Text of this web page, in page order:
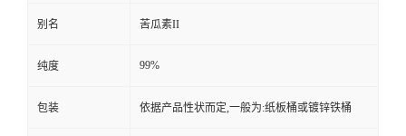
别名 苦瓜素II
纯度 99%
包装 依据产品性状而定,一般为:纸板桶或镀锌铁桶